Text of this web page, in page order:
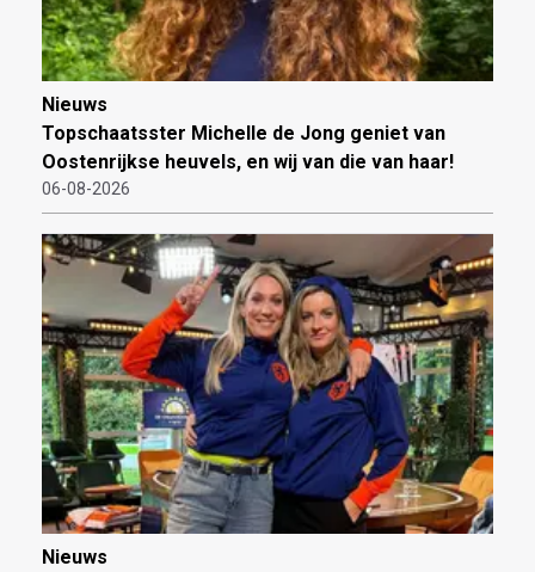
Nieuws
Topschaatsster Michelle de Jong geniet van
Oostenrijkse heuvels, en wij van die van haar!
06-08-2026
Nieuws